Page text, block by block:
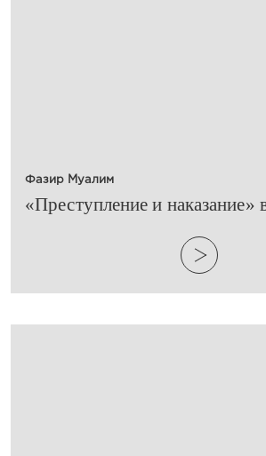
Фазир Муалим
​«Преступление и наказание»